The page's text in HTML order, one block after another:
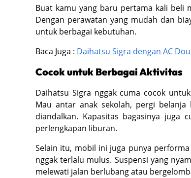
Buat kamu yang baru pertama kali beli
Dengan perawatan yang mudah dan
untuk berbagai kebutuhan.
Baca Juga : Daihatsu Sigra dengan AC
Cocok untuk Berbagai Aktivitas
Daihatsu Sigra nggak cuma cocok
Mau antar anak sekolah, pergi
diandalkan. Kapasitas bagasinya juga
perlengkapan liburan.
Selain itu, mobil ini juga punya
nggak terlalu mulus. Suspensi yang
melewati jalan berlubang atau